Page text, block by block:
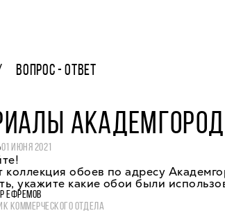
ВОПРОС - ОТВЕТ
01 ИЮНЯ 2021
коллекция обоев по адресу
укажите какие обои были
ЕФРЕМОВ
КОММЕРЧЕСКОГО ОТДЕЛА